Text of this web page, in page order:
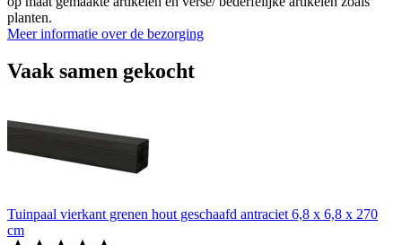
planten.
Meer informatie over de bezorging
Vaak samen gekocht
Tuinpaal vierkant grenen hout geschaafd antraciet 6,8 x 6,8 x 270
cm